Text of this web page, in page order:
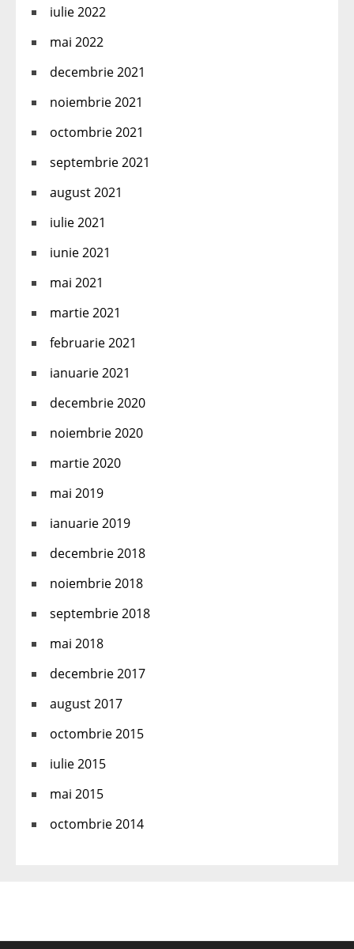
iulie 2022
mai 2022
decembrie 2021
noiembrie 2021
octombrie 2021
septembrie 2021
august 2021
iulie 2021
iunie 2021
mai 2021
martie 2021
februarie 2021
ianuarie 2021
decembrie 2020
noiembrie 2020
martie 2020
mai 2019
ianuarie 2019
decembrie 2018
noiembrie 2018
septembrie 2018
mai 2018
decembrie 2017
august 2017
octombrie 2015
iulie 2015
mai 2015
octombrie 2014